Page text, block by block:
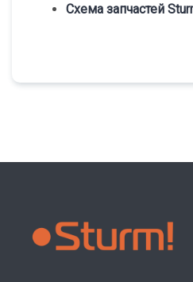
Схема запчастей